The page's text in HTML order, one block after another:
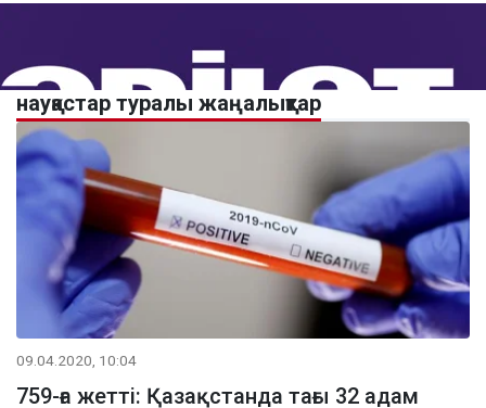
науқастар туралы жаңалықтар
09.04.2020, 10:04
759-ға жетті: Қазақстанда тағы 32 адам